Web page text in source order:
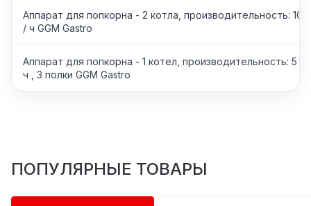
Аппарат для попкорна - 2 котла, производительность: 10
/ ч GGM Gastro
Аппарат для попкорна - 1 котел, производительность: 5
ч , 3 полки GGM Gastro
ПОПУЛЯРНЫЕ ТОВАРЫ